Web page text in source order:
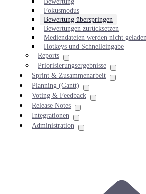
Bewertung
Fokusmodus
Bewertung überspringen
Bewertungen zurücksetzen
Mediendateien werden nicht geladen
Hotkeys und Schnelleingabe
Reports
Priorisierungsergebnisse
Sprint & Zusammenarbeit
Planning (Gantt)
Voting & Feedback
Release Notes
Integrationen
Administration